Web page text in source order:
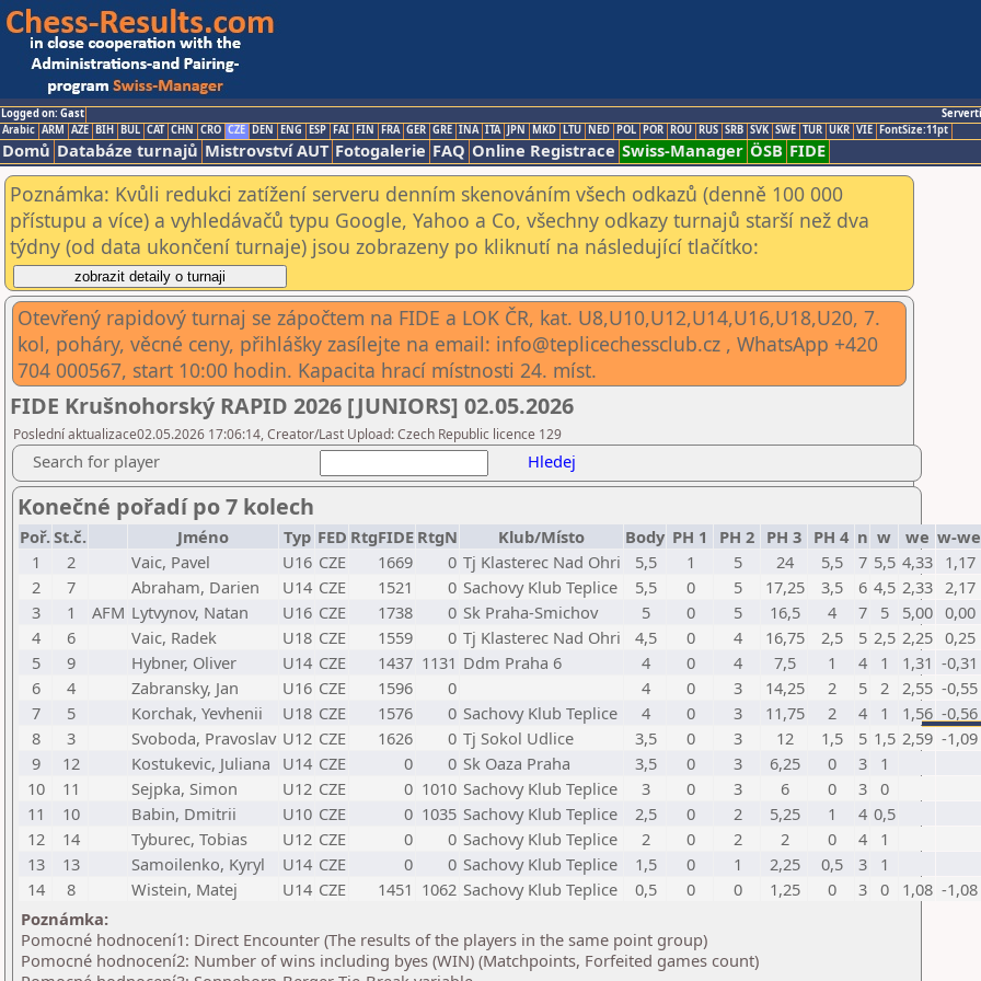
Logged on: Gast
Arabic ARM AZE BIH BUL CAT CHN CRO CZE DEN ENG ESP FAI FIN FRA GER GRE INA ITA JPN MKD LTU NED POL POR ROU RUS SRB SVK SWE TUR UKR VIE FontSize:11pt
Domů Databáze turnajů Mistrovství AUT Fotogalerie FAQ Online Registrace Swiss-Manager ÖSB FIDE
Poznámka: Kvůli redukci zatížení serveru denním skenováním všech odkazů (denně 100 000
přístupu a více) a vyhledávačů typu Google, Yahoo a Co, všechny odkazy turnajů starší než dva
týdny (od data ukončení turnaje) jsou zobrazeny po kliknutí na následující tlačítko:
Otevřený rapidový turnaj se zápočtem na FIDE a LOK ČR, kat. U8,U10,U12,U14,U16,U18,U20, 7.
kol, poháry, věcné ceny, přihlášky zasílejte na email: info@teplicechessclub.cz , WhatsApp +420
704 000567, start 10:00 hodin. Kapacita hrací místnosti 24. míst.
FIDE Krušnohorský RAPID 2026 [JUNIORS] 02.05.2026
Poslední aktualizace02.05.2026 17:06:14, Creator/Last Upload: Czech Republic licence 129
Search for player Hledej
Konečné pořadí po 7 kolech
Poř.St.č. Jméno Typ FED RtgFIDE RtgN Klub/Místo Body PH 1 PH 2 PH 3 PH 4 n w we w-we
1
2 Vaic, Pavel U16 CZE 1669 0 Tj Klasterec Nad Ohri 5,5 1 5 24 5,5 7 5,5 4,33 1,17
2
7 Abraham, Darien U14 CZE 1521 0 Sachovy Klub Teplice 5,5 0 5 17,25 3,5 6 4,5 2,33 2,17
3
1 AFM Lytvynov, Natan U16 CZE 1738 0 Sk Praha-Smichov 5 0 5 16,5 4 7 5 5,00 0,00
4
6 Vaic, Radek U18 CZE 1559 0 Tj Klasterec Nad Ohri 4,5 0 4 16,75 2,5 5 2,5 2,25 0,25
5
9 Hybner, Oliver U14 CZE 1437 1131 Ddm Praha 6 4 0 4 7,5 1 4 1 1,31 -0,31
6
4 Zabransky, Jan U16 CZE 1596 0 4 0 3 14,25 2 5 2 2,55 -0,55
7
5 Korchak, Yevhenii U18 CZE 1576 0 Sachovy Klub Teplice 4 0 3 11,75 2 4 1 1,56 -0,56
8
3 Svoboda, Pravoslav U12 CZE 1626 0 Tj Sokol Udlice 3,5 0 3 12 1,5 5 1,5 2,59 -1,09
9
12 Kostukevic, Juliana U14 CZE 0 0 Sk Oaza Praha 3,5 0 3 6,25 0 3
1
10
11 Sejpka, Simon U12 CZE 0 1010 Sachovy Klub Teplice 3 0 3 6 0 3 0
11
10 Babin, Dmitrii U10 CZE 0 1035 Sachovy Klub Teplice 2,5 0 2 5,25 1 4 0,5
12
14 Tyburec, Tobias U12 CZE 0 0 Sachovy Klub Teplice 2 0 2 2 0 4
1
13
13 Samoilenko, Kyryl U14 CZE 0 0 Sachovy Klub Teplice 1,5 0 1 2,25 0,5 3
1
14
8 Wistein, Matej U14 CZE 1451 1062 Sachovy Klub Teplice 0,5 0 0 1,25 0 3 0 1,08 -1,08
Poznámka:
Pomocné hodnocení1: Direct Encounter (The results of the players in the same point group)
Pomocné hodnocení2: Number of wins including byes (WIN) (Matchpoints, Forfeited games count)